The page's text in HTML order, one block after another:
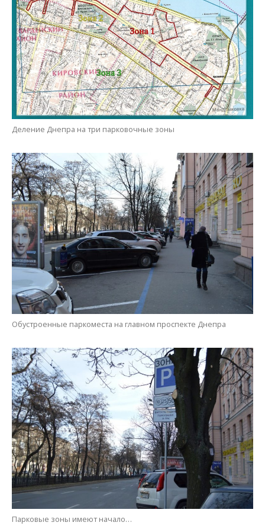
Деление Днепра на три парковочные зоны
Обустроенные паркоместа на главном проспекте Днепра
Парковые зоны имеют начало…